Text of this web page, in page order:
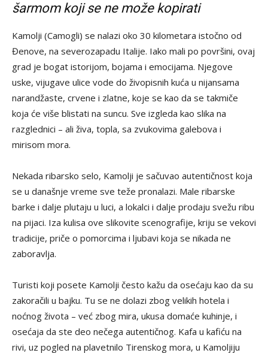
šarmom koji se ne može kopirati
Kamolji (Camogli) se nalazi oko 30 kilometara istočno od
Đenove, na severozapadu Italije. Iako mali po površini, ovaj
grad je bogat istorijom, bojama i emocijama. Njegove
uske, vijugave ulice vode do živopisnih kuća u nijansama
narandžaste, crvene i zlatne, koje se kao da se takmiče
koja će više blistati na suncu. Sve izgleda kao slika na
razglednici – ali živa, topla, sa zvukovima galebova i
mirisom mora.
Nekada ribarsko selo, Kamolji je sačuvao autentičnost koja
se u današnje vreme sve teže pronalazi. Male ribarske
barke i dalje plutaju u luci, a lokalci i dalje prodaju svežu ribu
na pijaci. Iza kulisa ove slikovite scenografije, kriju se vekovi
tradicije, priče o pomorcima i ljubavi koja se nikada ne
zaboravlja.
Turisti koji posete Kamolji često kažu da osećaju kao da su
zakoračili u bajku. Tu se ne dolazi zbog velikih hotela i
noćnog života – već zbog mira, ukusa domaće kuhinje, i
osećaja da ste deo nečega autentičnog. Kafa u kafiću na
rivi, uz pogled na plavetnilo Tirenskog mora, u Kamoljiju